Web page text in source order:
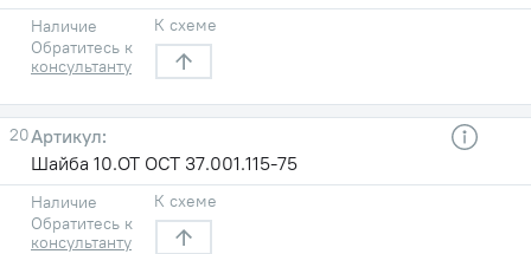
Наличие
Обратитесь к
консультанту
К схеме
20
Шайба 10.ОТ ОСТ 37.001.115-75
Наличие
Обратитесь к
консультанту
К схеме